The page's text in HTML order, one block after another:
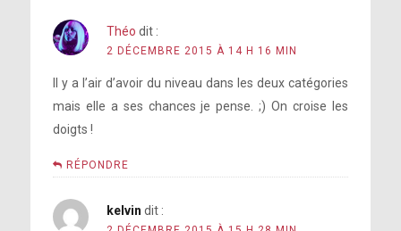
Théo dit :
2 DÉCEMBRE 2015 À 14 H 16 MIN
Il y a l’air d’avoir du niveau dans les deux catégories
mais elle a ses chances je pense. ;) On croise les
doigts !
RÉPONDRE
kelvin dit :